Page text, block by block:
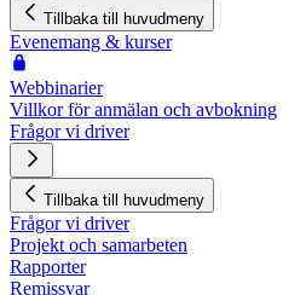
Tillbaka till huvudmeny
Evenemang & kurser
Webbinarier
Villkor för anmälan och avbokning
Frågor vi driver
Tillbaka till huvudmeny
Frågor vi driver
Projekt och samarbeten
Rapporter
Remissvar